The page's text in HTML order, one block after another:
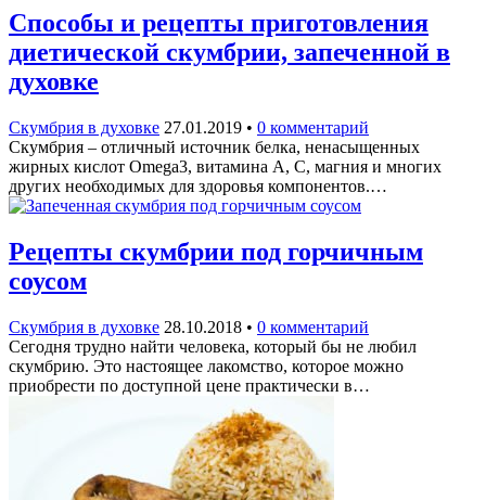
Способы и рецепты приготовления
диетической скумбрии, запеченной в
духовке
Скумбрия в духовке 27.01.2019 • 0 комментарий
Скумбрия – отличный источник белка, ненасыщенных
жирных кислот Omega3, витамина А, С, магния и многих
других необходимых для здоровья компонентов.…
Рецепты скумбрии под горчичным
соусом
Скумбрия в духовке 28.10.2018 • 0 комментарий
Сегодня трудно найти человека, который бы не любил
скумбрию. Это настоящее лакомство, которое можно
приобрести по доступной цене практически в…